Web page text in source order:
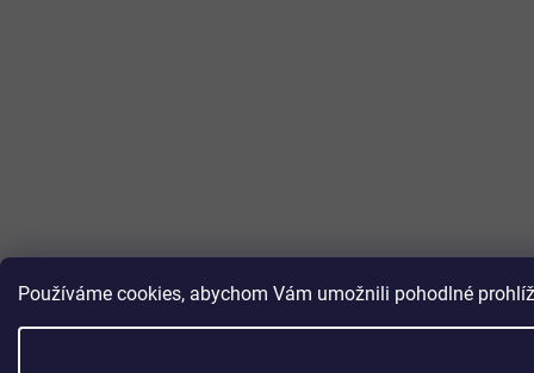
Používáme cookies, abychom Vám umožnili pohodlné